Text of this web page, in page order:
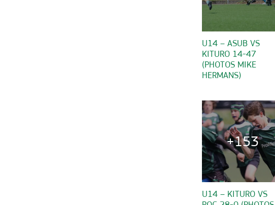
U14 – ASUB VS
KITURO 14-47
(PHOTOS MIKE
HERMANS)
+153
U14 – KITURO VS